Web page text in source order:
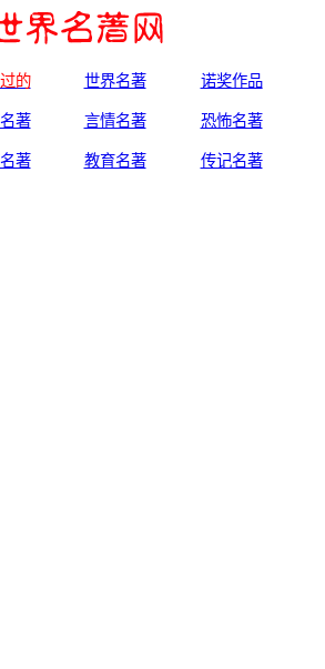
的 世界名著 诺奖作品
著 言情名著 恐怖名著
著 教育名著 传记名著